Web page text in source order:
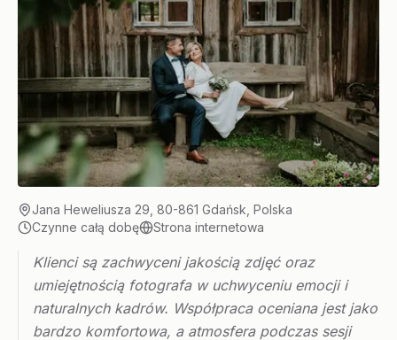
Jana Heweliusza 29, 80-861 Gdańsk, Polska
Czynne całą dobę
Strona internetowa
Klienci są zachwyceni jakością zdjęć oraz
umiejętnością fotografa w uchwyceniu emocji i
naturalnych kadrów. Współpraca oceniana jest jako
bardzo komfortowa, a atmosfera podczas sesji